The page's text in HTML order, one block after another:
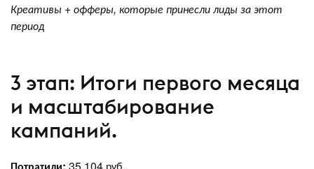
Креативы + офферы, которые принесли лиды за этот
период
3 этап: Итоги первого месяца
и масштабирование
кампаний.